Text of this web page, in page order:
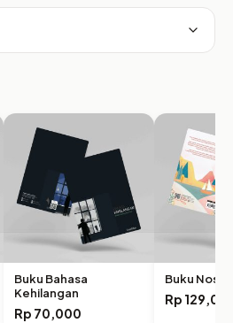
Buku Bahasa
Kehilangan
Rp 70,000
Buku
Rp